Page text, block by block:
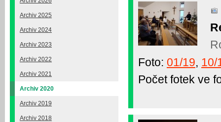
Archiv 2025
Archiv 2024
Archiv 2023
Archiv 2022
Archiv 2021
Archiv 2020
Archiv 2019
Archiv 2018
Foto: 01/19, 10/
Počet fotek ve